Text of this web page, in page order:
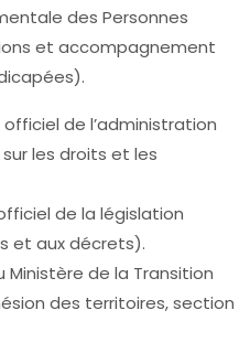
des Personnes
et accompagnement
officiel de l’administration
les droits et les
de la législation
et aux décrets).
Ministère de la Transition
des territoires, section